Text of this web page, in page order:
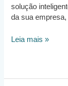
solução
da sua
Locação
São
Leia mais »